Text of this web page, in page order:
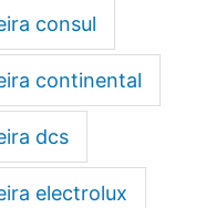
consul
continental
dcs
electrolux